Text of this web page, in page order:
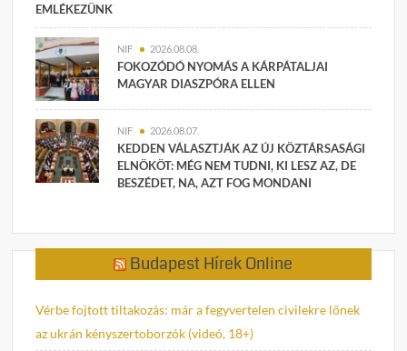
EMLÉKEZÜNK
NIF 2026.08.08.
FOKOZÓDÓ NYOMÁS A KÁRPÁTALJAI
MAGYAR DIASZPÓRA ELLEN
NIF 2026.08.07.
KEDDEN VÁLASZTJÁK AZ ÚJ KÖZTÁRSASÁGI
ELNÖKÖT: MÉG NEM TUDNI, KI LESZ AZ, DE
BESZÉDET, NA, AZT FOG MONDANI
Budapest Hírek Online
Vérbe fojtott tiltakozás: már a fegyvertelen civilekre lőnek
az ukrán kényszertoborzók (videó, 18+)